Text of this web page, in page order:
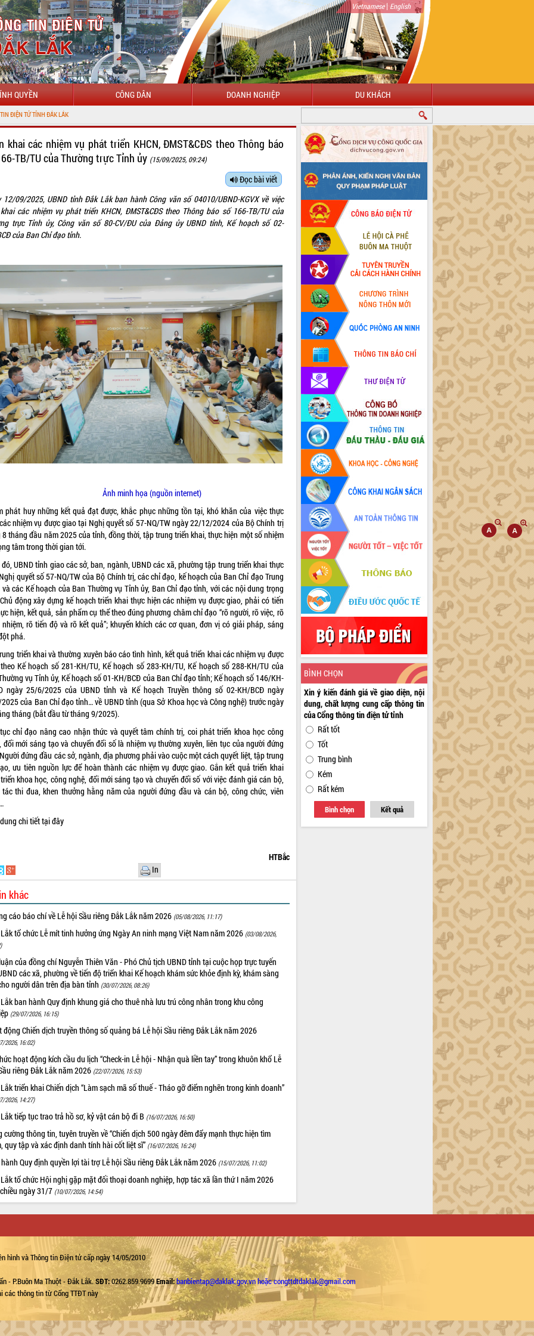
Vietnamese| English
QUYỀN CÔNG DÂN DOANH NGHIỆP DU KHÁCH
CHÀO MỪNG ĐẾN VỚI CỔNG THÔNG TIN ĐIỆN TỬ TỈNH ĐẮK LẮK
khai các nhiệm vụ phát triển KHCN, ĐMST&CĐS theo Thông báo
TB/TU của Thường trực Tỉnh ủy (15/09/2025, 09:24)
Đọc bài viết
12/09/2025, UBND tỉnh Đắk Lắk ban hành Công văn số 04010/UBND-KGVX về việc
các nhiệm vụ phát triển KHCN, ĐMST&CĐS theo Thông báo số 166-TB/TU của
trực Tỉnh ủy, Công văn số 80-CV/ĐU của Đảng ủy UBND tỉnh, Kế hoạch số 02-
của Ban Chỉ đạo tỉnh.
Ảnh minh họa (nguồn internet)
phát huy những kết quả đạt được, khắc phục những tồn tại, khó khăn của việc thực
nhiệm vụ được giao tại Nghị quyết số 57-NQ/TW ngày 22/12/2024 của Bộ Chính trị
8 tháng đầu năm 2025 của tỉnh, đồng thời, tập trung triển khai, thực hiện một số nhiệm
tâm trong thời gian tới.
đó, UBND tỉnh giao các sở, ban, ngành, UBND các xã, phường tập trung triển khai thực
quyết số 57-NQ/TW của Bộ Chính trị, các chỉ đạo, kế hoạch của Ban Chỉ đạo Trung
các Kế hoạch của Ban Thường vụ Tỉnh ủy, Ban Chỉ đạo tỉnh, với các nội dung trọng
động xây dựng kế hoạch triển khai thực hiện các nhiệm vụ được giao, phải có tiến
hiện, kết quả, sản phẩm cụ thể theo đúng phương châm chỉ đạo “rõ người, rõ việc, rõ
rõ tiến độ và rõ kết quả”; khuyến khích các cơ quan, đơn vị có giải pháp, sáng
phá.
triển khai và thường xuyên báo cáo tình hình, kết quả triển khai các nhiệm vụ được
Kế hoạch số 281-KH/TU, Kế hoạch số 283-KH/TU, Kế hoạch số 288-KH/TU của
vụ Tỉnh ủy, Kế hoạch số 01-KH/BCĐ của Ban Chỉ đạo tỉnh; Kế hoạch số 146/KH-
ngày 25/6/2025 của UBND tỉnh và Kế hoạch Truyền thông số 02-KH/BCĐ ngày
của Ban Chỉ đạo tỉnh… về UBND tỉnh (qua Sở Khoa học và Công nghệ) trước ngày
tháng (bắt đầu từ tháng 9/2025).
chỉ đạo nâng cao nhận thức và quyết tâm chính trị, coi phát triển khoa học công
đổi mới sáng tạo và chuyển đổi số là nhiệm vụ thường xuyên, liên tục của người đứng
đứng đầu các sở, ngành, địa phương phải vào cuộc một cách quyết liệt, tập trung
ưu tiên nguồn lực để hoàn thành các nhiệm vụ được giao. Gắn kết quả triển khai
khoa học, công nghệ, đổi mới sáng tạo và chuyển đổi số với việc đánh giá cán bộ,
tác thi đua, khen thưởng hằng năm của người đứng đầu và cán bộ, công chức, viên
chi tiếttại đây
HTBắc
In
khác
cáo báo chí về Lễ hội Sầu riêng Đắk Lắk năm 2026 (05/08/2026, 11:17)
tổ chức Lễ mít tinh hưởng ứng Ngày An ninh mạng Việt Nam năm 2026 (03/08/2026,
của đồng chí Nguyễn Thiên Văn - Phó Chủ tịch UBND tỉnh tại cuộc họp trực tuyến
các xã, phường về tiến độ triển khai Kế hoạch khám sức khỏe định kỳ, khám sàng
người dân trên địa bàn tỉnh (30/07/2026, 08:26)
ban hành Quy định khung giá cho thuê nhà lưu trú công nhân trong khu công
(29/07/2026, 16:15)
động Chiến dịch truyền thông số quảng bá Lễ hội Sầu riêng Đắk Lắk năm 2026
2026, 16:02)
hoạt động kích cầu du lịch “Check-in Lễ hội - Nhận quà liền tay” trong khuôn khổ Lễ
riêng Đắk Lắk năm 2026 (22/07/2026, 15:53)
triển khai Chiến dịch “Làm sạch mã số thuế - Tháo gỡ điểm nghẽn trong kinh doanh”
2026, 14:27)
tiếp tục trao trả hồ sơ, kỷ vật cán bộ đi B (16/07/2026, 16:50)
cường thông tin, tuyên truyền về “Chiến dịch 500 ngày đêm đẩy mạnh thực hiện tìm
quy tập và xác định danh tính hài cốt liệt sĩ” (16/07/2026, 16:24)
Quy định quyền lợi tài trợ Lễ hội Sầu riêng Đắk Lắk năm 2026 (15/07/2026, 11:02)
tổ chức Hội nghị gặp mặt đối thoại doanh nghiệp, hợp tác xã lần thứ I năm 2026
ngày 31/7 (10/07/2026, 14:54)
BÌNH CHỌN
Xin ý kiến đánh giá về giao diện, nội
dung, chất lượng cung cấp thông tin
của Cổng thông tin điện tử tỉnh
Rất tốt
Tốt
Trung bình
Kém
Rất kém
Bình chọn Kết quả
hình và Thông tin Điện tử cấp ngày 14/05/2010
- P.Buôn Ma Thuột - Đắk Lắk.SĐT:0262.859.9699Email:banbientap@daklak.gov.vn hoặc congttdtdaklak@gmail.com
các thông tin từ Cổng TTĐT này